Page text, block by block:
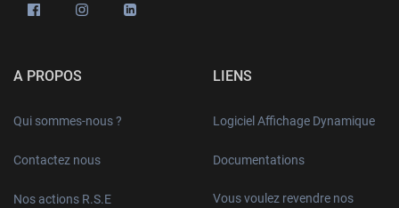
A PROPOS
Qui sommes-nous ?
Contactez nous
Nos actions R.S.E
LIENS
Logiciel Affichage Dynamique
Documentations
Vous voulez revendre nos